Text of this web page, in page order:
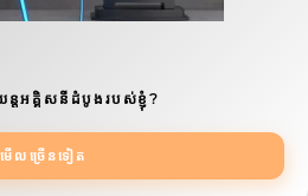
ន្តអគ្គិសនីដំបូងរបស់ខ្ញុំ?
មើលច្រើនទៀត